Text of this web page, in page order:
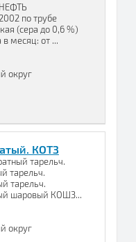
по трубе
(сера до 0,6 %)
месяц: от ...
округ
КОТЗ
тарельч.
тарельч.
тарельч.
шаровый КОШЗ...
округ